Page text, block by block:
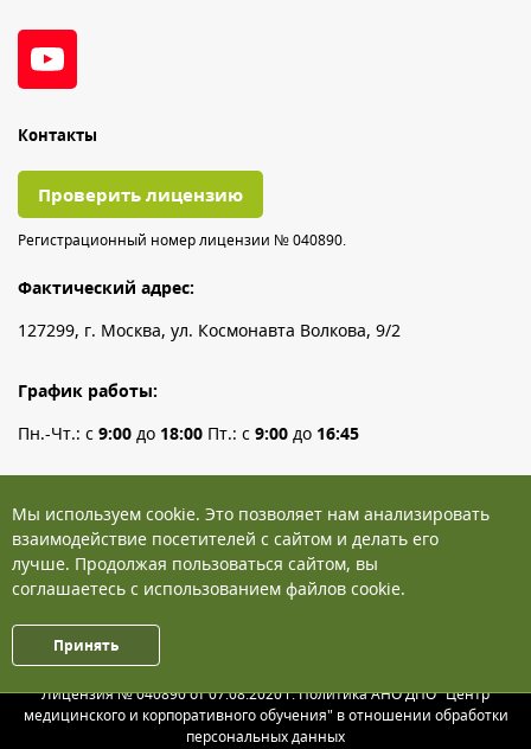
Контакты
Проверить лицензию
Регистрационный номер лицензии № 040890.
Фактический адрес:
127299, г. Москва, ул. Космонавта Волкова, 9/2
График работы:
Пн.-Чт.: с 9:00 до 18:00 Пт.: с 9:00 до 16:45
WhatsApp: +7 (903) 531-47-16
Электронная почта:
dpo@cmiko.ru
© 2026 Центр медицинского и корпоративного обучения
Лицензия № 040890 от 07.08.2020 г. Политика АНО ДПО "Центр
медицинского и корпоративного обучения" в отношении обработки
персональных данных
Мы используем cookie. Это позволяет нам анализировать
взаимодействие посетителей с сайтом и делать его
лучше. Продолжая пользоваться сайтом, вы
соглашаетесь с использованием файлов cookie.
Принять